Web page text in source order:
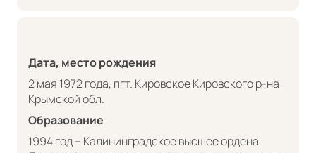
Дата, место рождения
2 мая 1972 года, пгт. Кировское Кировского р-на
Крымской обл.
Образование
1994 год – Калининградское высшее ордена